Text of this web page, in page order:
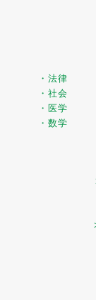
・法律
・社会
・医学
・数学